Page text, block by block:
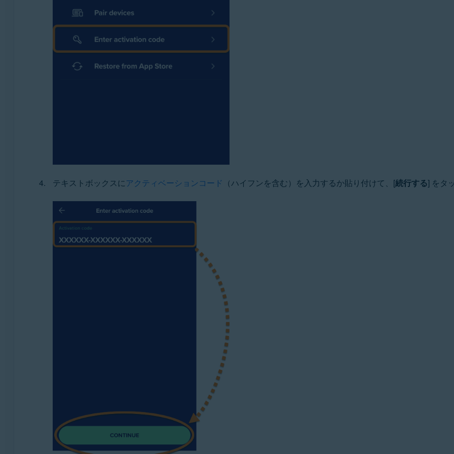
テキストボックスにアクティベーションコード （ハイフンを含む）を入力するか貼り付けて、[続行する] をタ